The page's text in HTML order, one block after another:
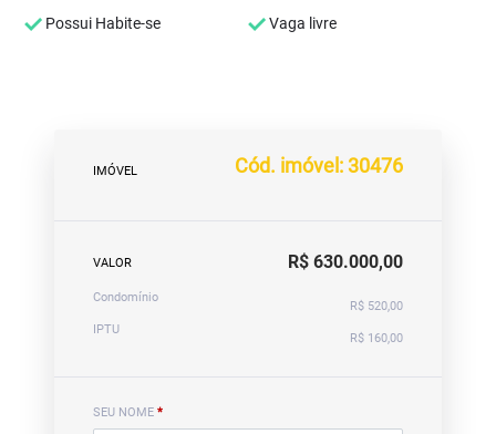
Possui Habite-se Vaga livre
IMÓVEL Cód. imóvel: 30476
VALOR R$ 630.000,00
Condomínio
R$ 520,00
IPTU
R$ 160,00
SEU NOME *